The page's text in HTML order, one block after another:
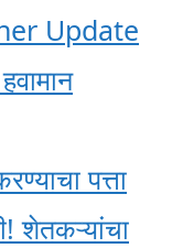
Update
पत्ता
शेतकऱ्यांचा